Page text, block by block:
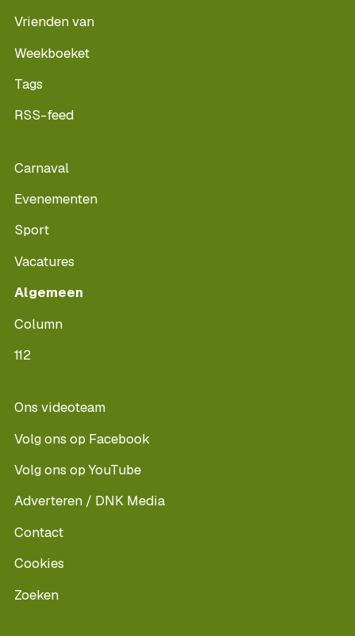
Vrienden van
Weekboeket
Tags
RSS-feed
Carnaval
Evenementen
Sport
Vacatures
Algemeen
Column
112
Ons videoteam
Volg ons op Facebook
Volg ons op YouTube
Adverteren / DNK Media
Contact
Cookies
Zoeken